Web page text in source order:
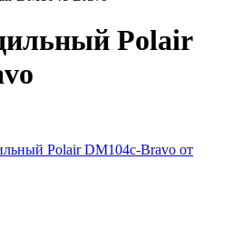
Polair